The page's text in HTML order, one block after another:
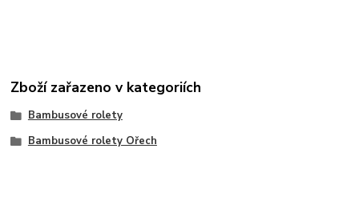
Zboží zařazeno v kategoriích
Bambusové rolety
Bambusové rolety Ořech